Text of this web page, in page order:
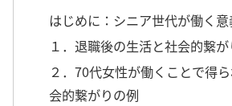
はじめに：シニア世代が働く意
１．退職後の生活と社会的繋
２．70代女性が働くことで得
会的繋がりの例